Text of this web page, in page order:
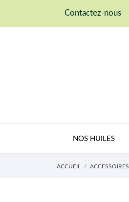
Contactez-nous
NOS HUILES
ACCUEIL ACCESSOIRES